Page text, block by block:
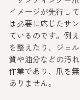
イメージが先行し
は必要に応じたサ
ているのです。例
を整えたり、ジェ
質や油分などの汚
作業であり、爪を
ありません。